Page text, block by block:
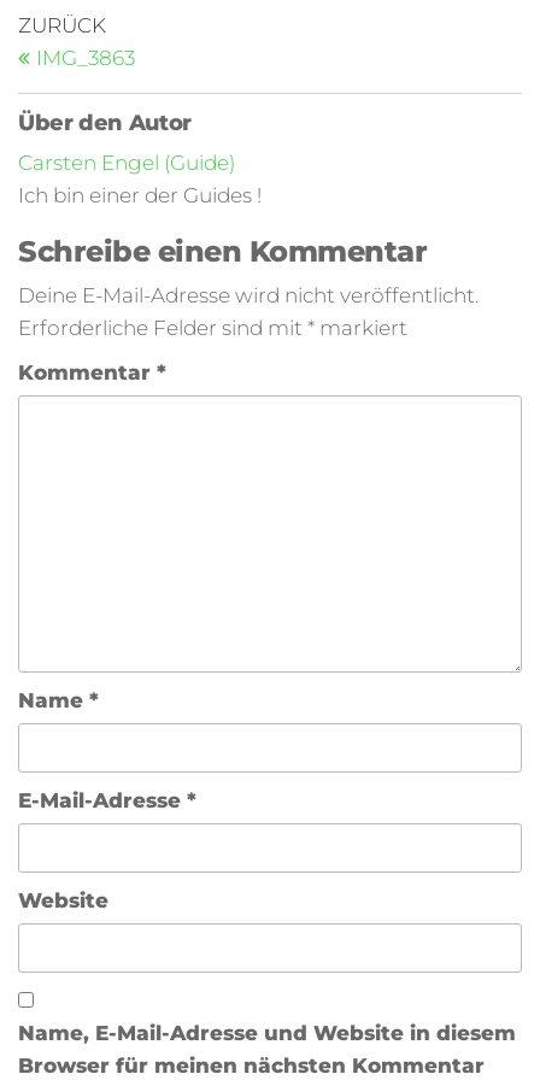
ZURÜCK
IMG_3863
Über den Autor
Carsten Engel (Guide)
Ich bin einer der Guides !
Schreibe einen Kommentar
Deine E-Mail-Adresse wird nicht veröffentlicht.
Erforderliche Felder sind mit * markiert
Kommentar *
Name *
E-Mail-Adresse *
Website
Name, E-Mail-Adresse und Website in diesem
Browser für meinen nächsten Kommentar